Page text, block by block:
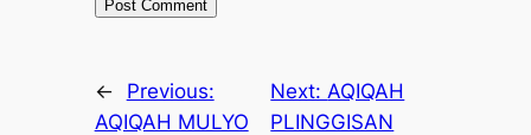
←
Previous:
AQIQAH MULYO
Next: AQIQAH
PLINGGISAN